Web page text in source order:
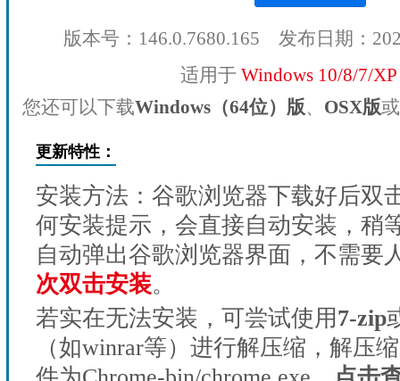
版本号：146.0.7680.165 发布日期：
适用于 Windows 10/8/7/
您还可以下载Windows（64位）版、 OSX版或
更新特性：
安装方法：谷歌浏览器下载好后双
何安装提示，会直接自动安装，稍
自动弹出谷歌浏览器界面，不需要
次双击安装。
若实在无法安装，可尝试使用7-zip
（如winrar等）进行解压缩，解压